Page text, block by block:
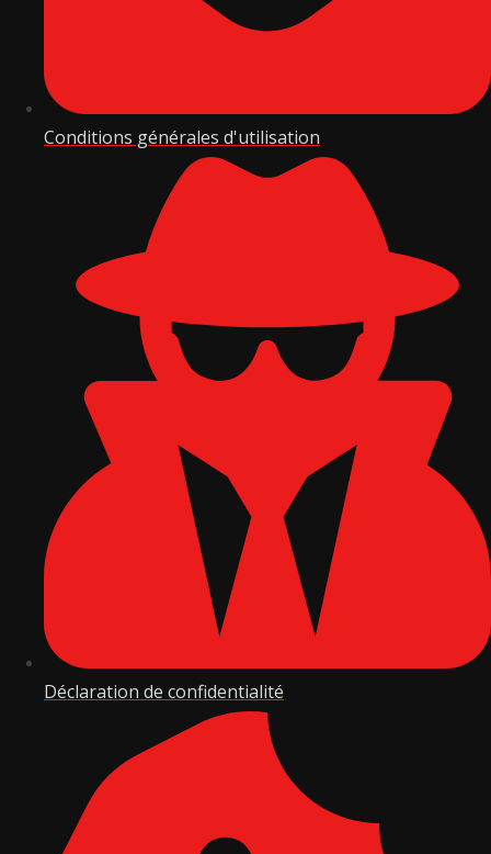
Conditions générales d'utilisation
Déclaration de confidentialité